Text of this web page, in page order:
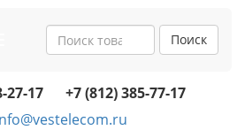
navigation
Поиск
27-17
+7 (812) 385-77-17